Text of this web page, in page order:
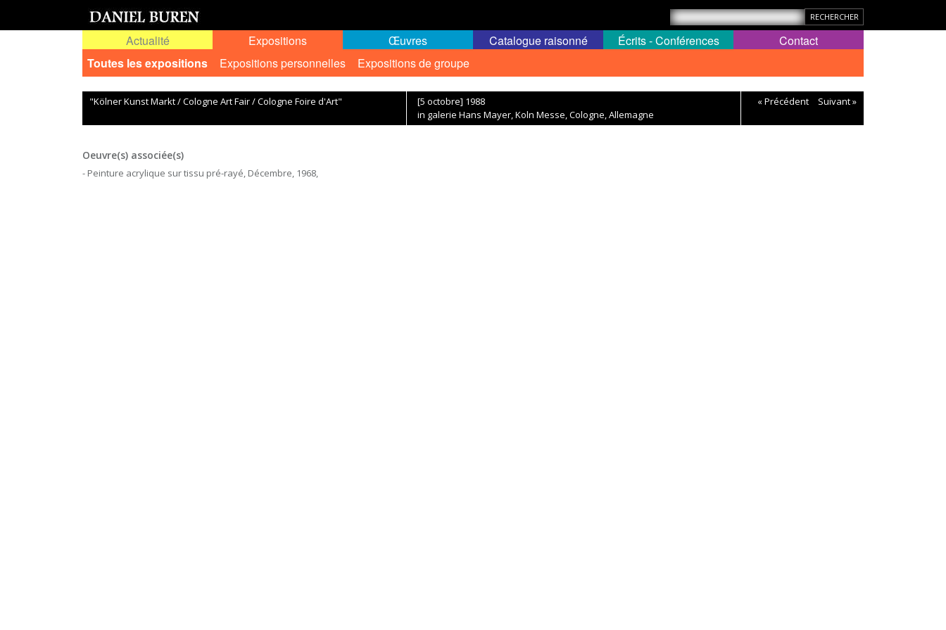
Actualité
Expositions
Toutes les expositions
Expositions personnelles Expositions de groupe
Œuvres Catalogue raisonné Écrits - Conférences Contact
"Kölner Kunst Markt / Cologne Art Fair / Cologne Foire d'Art"
[5 octobre] 1988
in galerie Hans Mayer, Koln Messe, Cologne, Allemagne
« Précédent Suivant »
Oeuvre(s) associée(s)
- Peinture acrylique sur tissu pré-rayé, Décembre, 1968,